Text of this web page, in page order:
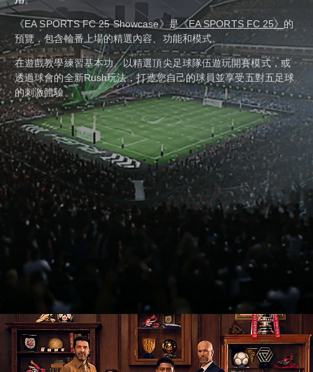
《EA SPORTS FC 25 Showcase》是《EA SPORTS FC 25》 的
預覽，包含輪番上場的精選內容、功能和模式。
在遊戲教學練習基本功、以精選頂尖足球隊伍遊玩開賽模式，或
透過球會的全新Rush玩法，打造您自己的球員並享受五對五足球
的刺激體驗。